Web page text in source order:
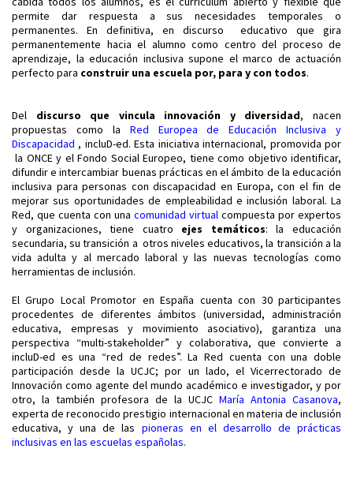
permite dar respuesta a sus necesidades temporales o
permanentes. En definitiva, en discurso educativo que gira
permanentemente hacia el alumno como centro del proceso de
aprendizaje, la educación inclusiva supone el marco de actuación
perfecto para construir una escuela por, para y con todos.
Del discurso que vincula innovación y diversidad, nacen
propuestas como la Red Europea de Educación Inclusiva y
Discapacidad , incluD-ed. Esta iniciativa internacional, promovida por
la ONCE y el Fondo Social Europeo, tiene como objetivo identificar,
difundir e intercambiar buenas prácticas en el ámbito de la educación
inclusiva para personas con discapacidad en Europa, con el fin de
mejorar sus oportunidades de empleabilidad e inclusión laboral. La
Red, que cuenta con una comunidad virtual compuesta por expertos
y organizaciones, tiene cuatro ejes temáticos: la educación
secundaria, su transición a otros niveles educativos, la transición a la
vida adulta y al mercado laboral y las nuevas tecnologías como
herramientas de inclusión.
El Grupo Local Promotor en España cuenta con 30 participantes
procedentes de diferentes ámbitos (universidad, administración
educativa, empresas y movimiento asociativo), garantiza una
perspectiva “multi-stakeholder” y colaborativa, que convierte a
incluD-ed es una “red de redes”. La Red cuenta con una doble
participación desde la UCJC; por un lado, el Vicerrectorado de
Innovación como agente del mundo académico e investigador, y por
otro, la también profesora de la UCJC María Antonia Casanova,
experta de reconocido prestigio internacional en materia de inclusión
educativa, y una de las pioneras en el desarrollo de prácticas
inclusivas en las escuelas españolas.